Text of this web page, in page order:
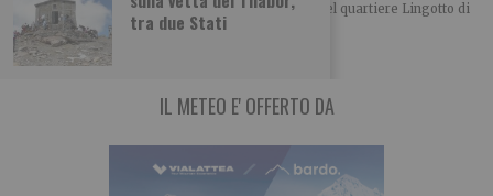
tra due Stati
La Polizia di Stato ha arrestato, nei giorni scorsi nel quartiere Lingotto di
Torino, un 24enne
IL METEO E' OFFERTO DA